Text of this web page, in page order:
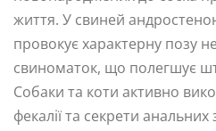
життя. У свиней
провокує характерну позу
свиноматок, що полегшує
Собаки та коти активно
фекалії та секрети